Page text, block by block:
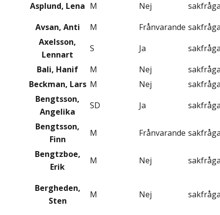
Asplund, Lena M Nej
Avsan, Anti
M Frånvarande
Axelsson,
Lennart
S Ja
Bali, Hanif
M Nej
Beckman, Lars M Nej
Bengtsson,
Angelika
SD Ja
Bengtsson,
Finn
M Frånvarande
Bengtzboe,
Erik
M Nej
Bergheden,
Sten
M Nej